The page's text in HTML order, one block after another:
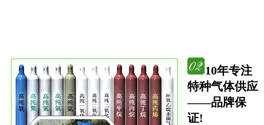
10年专注
特种气体供应
——品牌保
证!